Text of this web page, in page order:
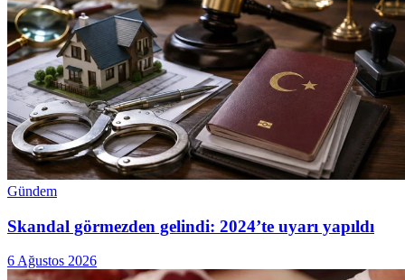
Gündem
Skandal görmezden gelindi: 2024’te uyarı yapıldı
6 Ağustos 2026